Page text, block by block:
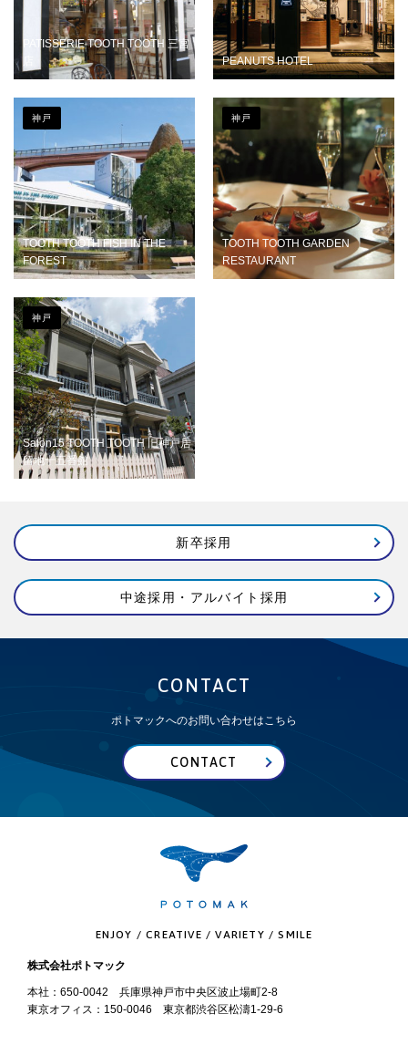
PATISSERIE TOOTH TOOTH 三宮
PEANUTS HOTEL
TOOTH TOOTH FISH IN THE
FOREST
神戸
TOOTH TOOTH GARDEN
RESTAURANT
神戸
Salon15 TOOTH TOOTH 旧神戸居
留地十五番館
神戸
新卒採用
中途採用・アルバイト採用
CONTACT
ポトマックへのお問い合わせはこちら
CONTACT
ENJOY / CREATIVE / VARIETY / SMILE
株式会社ポトマック
本社：650-0042 兵庫県神戸市中央区波止場町2-8
東京オフィス：150-0046 東京都渋谷区松濤1-29-6